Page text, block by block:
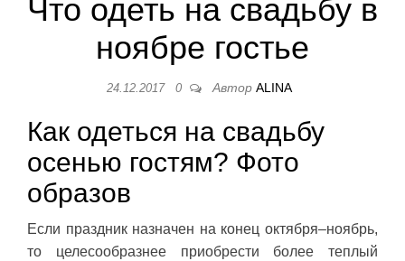
Что одеть на свадьбу в
ноябре гостье
24.12.2017 0 Автор ALINA
Как одеться на свадьбу
осенью гостям? Фото
образов
Если праздник назначен на конец октября–ноябрь,
то целесообразнее приобрести более теплый